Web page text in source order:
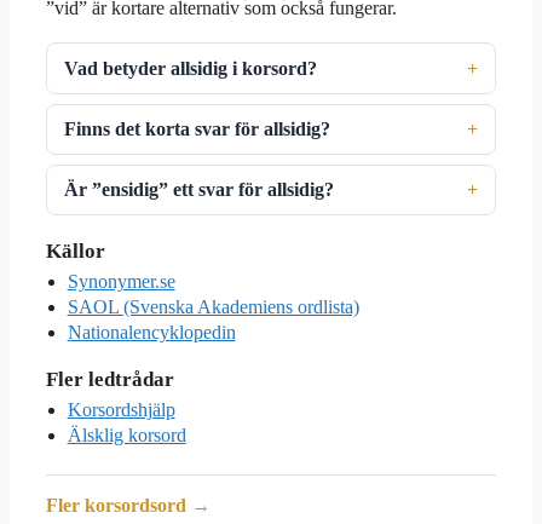
”vid” är kortare alternativ som också fungerar.
Vad betyder allsidig i korsord?
Finns det korta svar för allsidig?
Är ”ensidig” ett svar för allsidig?
Källor
Synonymer.se
SAOL (Svenska Akademiens ordlista)
Nationalencyklopedin
Fler ledtrådar
Korsordshjälp
Älsklig korsord
Fler korsordsord →